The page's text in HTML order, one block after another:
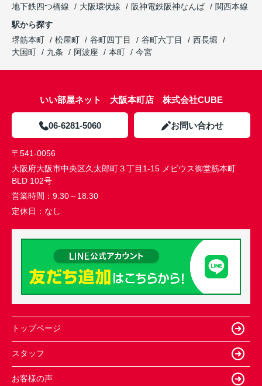
地下鉄四つ橋線
大阪環状線 阪神電鉄阪神なんば
関西本線
駅から探す
堺筋本町
松屋町 谷町四丁目 谷町六丁目
西長堀
大国町
九条 阿波座 本町 今宮
いい部屋ネット 大阪本町店 株式会社CUBE
06-6281-5060 お問い合わせ
〒541-0056
大阪府大阪市中央区久太郎町３丁目1-15 メビウス御堂筋本町
BLD 102号
営業時間： 9:30～18:30
定休日： なし
トップページ
スタッフ
お客様の声